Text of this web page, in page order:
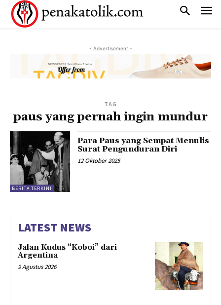
- Advertisement -
TAG
paus yang pernah ingin mundur
BERITA TERKINI
Para Paus yang Sempat Menulis
Surat Pengunduran Diri
12 Oktober 2025
LATEST NEWS
Jalan Kudus “Koboi” dari
Argentina
9 Agustus 2026